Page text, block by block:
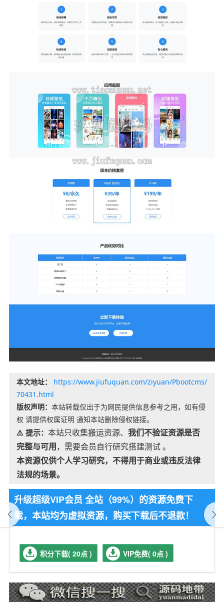
本文地址：
https://www.jiufuquan.com/ziyuan/Pbootcms/
70431.html
版权声明： 本站转载仅出于为网民提供信息参考之用，如有侵
权 请提供权属证明 通知本站删除侵权链接。
⚠️ 提示： 本站只收集搬运资源、 我们不验证资源是否
完整与可用，需要会员自行研究搭建测试 。
本资源仅供个人学习研究，不得用于商业或违反法律
法规的场景。
升级超级VIP会员 全站（99%）的资源免费下
载，本站均为虚拟资源，购买下载后不退款！
积分下载( 20点 ) VIP免费( 0点 )